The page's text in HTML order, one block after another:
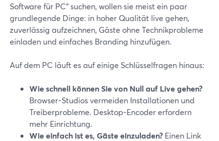
Software für PC“ suchen, wollen sie meist ein paar
grundlegende Dinge: in hoher Qualität live gehen,
zuverlässig aufzeichnen, Gäste ohne Technikprobleme
einladen und einfaches Branding hinzufügen.
Auf dem PC läuft es auf einige Schlüsselfragen hinaus:
Wie schnell können Sie von Null auf Live gehen?
Browser-Studios vermeiden Installationen und
Treiberprobleme. Desktop-Encoder erfordern
mehr Einrichtung.
Wie einfach ist es, Gäste einzuladen? Einen Link